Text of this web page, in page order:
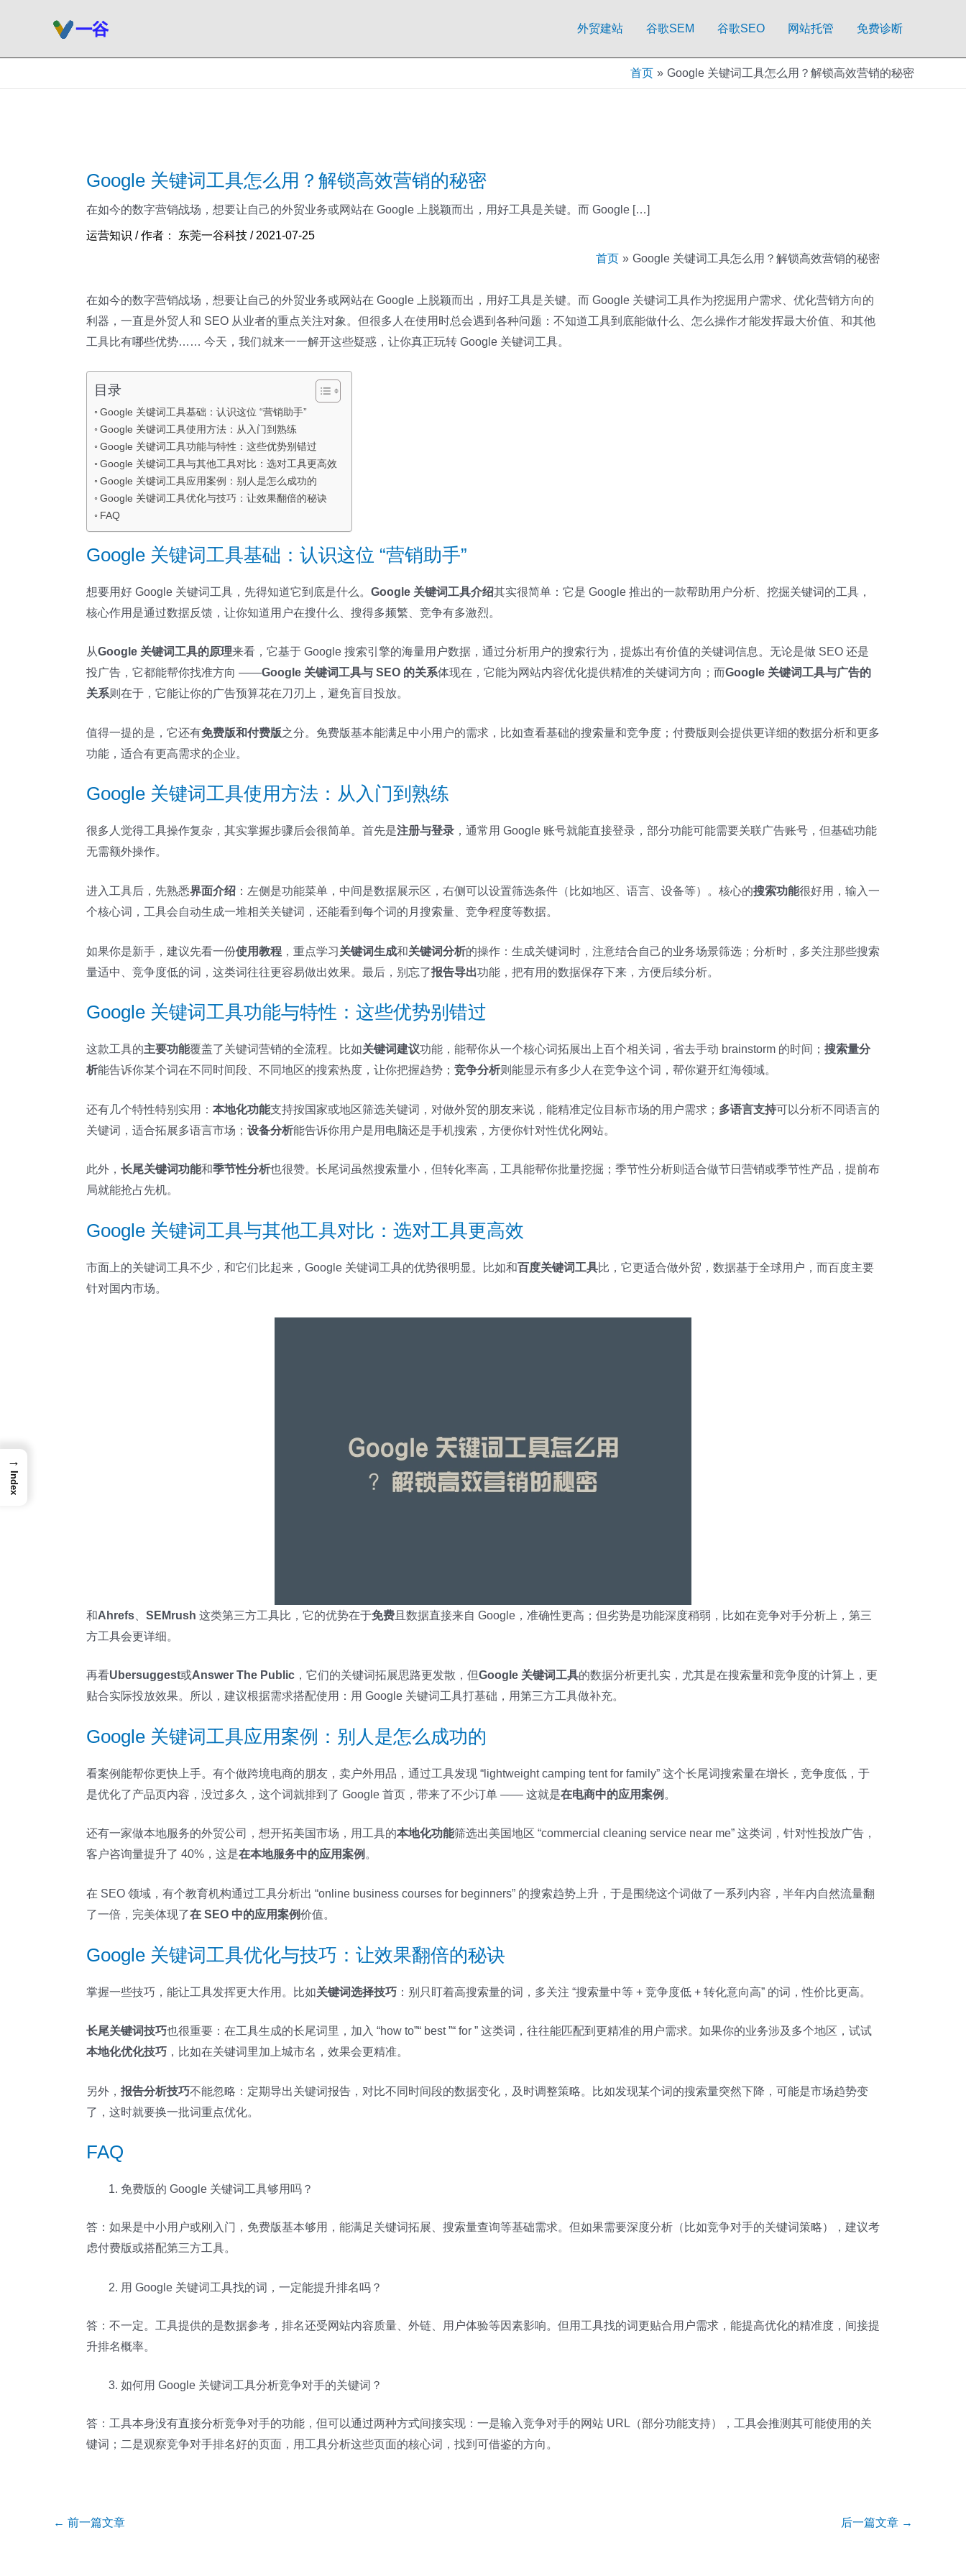
外贸建站 谷歌SEM 谷歌SEO 网站托管 免费诊断
首页 Google 关键词工具怎么用？解锁高效营销的秘密
Google 关键词工具怎么用？解锁高效营销的秘密
在如今的数字营销战场，想要让自己的外贸业务或网站在 Google 上脱颖而出，用好工具是关键。而 Google […]
运营知识 / 作者： 东莞一谷科技 / 2021-07-25
首页
Google 关键词工具怎么用？解锁高效营销的秘密
在如今的数字营销战场，想要让自己的外贸业务或网站在 Google 上脱颖而出，用好工具是关键。而 Google 关键词工具作为挖掘用户需求、优化营销方向的
利器，一直是外贸人和 SEO 从业者的重点关注对象。但很多人在使用时总会遇到各种问题：不知道工具到底能做什么、怎么操作才能发挥最大价值、和其他
工具比有哪些优势…… 今天，我们就来一一解开这些疑惑，让你真正玩转 Google 关键词工具。
目录
Google 关键词工具基础：认识这位 “营销助手”
Google 关键词工具使用方法：从入门到熟练
Google 关键词工具功能与特性：这些优势别错过
Google 关键词工具与其他工具对比：选对工具更高效
Google 关键词工具应用案例：别人是怎么成功的
Google 关键词工具优化与技巧：让效果翻倍的秘诀
FAQ
Google 关键词工具基础：认识这位 “营销助手”
想要用好 Google 关键词工具，先得知道它到底是什么。 Google 关键词工具介绍其实很简单：它是 Google 推出的一款帮助用户分析、挖掘关键词的工具，
核心作用是通过数据反馈，让你知道用户在搜什么、搜得多频繁、竞争有多激烈。
从Google 关键词工具的原理来看，它基于 Google 搜索引擎的海量用户数据，通过分析用户的搜索行为，提炼出有价值的关键词信息。无论是做 SEO 还是
投广告，它都能帮你找准方向 ——Google 关键词工具与 SEO 的关系体现在，它能为网站内容优化提供精准的关键词方向；而Google 关键词工具与广告的
关系则在于，它能让你的广告预算花在刀刃上，避免盲目投放。
值得一提的是，它还有免费版和付费版之分。免费版基本能满足中小用户的需求，比如查看基础的搜索量和竞争度；付费版则会提供更详细的数据分析和更多
功能，适合有更高需求的企业。
Google 关键词工具使用方法：从入门到熟练
很多人觉得工具操作复杂，其实掌握步骤后会很简单。首先是注册与登录 ，通常用 Google 账号就能直接登录，部分功能可能需要关联广告账号，但基础功能
无需额外操作。
进入工具后，先熟悉界面介绍 ：左侧是功能菜单，中间是数据展示区，右侧可以设置筛选条件（比如地区、语言、设备等）。核心的搜索功能很好用，输入一
个核心词，工具会自动生成一堆相关关键词，还能看到每个词的月搜索量、竞争程度等数据。
如果你是新手，建议先看一份使用教程 ，重点学习关键词生成和关键词分析的操作：生成关键词时，注意结合自己的业务场景筛选；分析时，多关注那些搜索
量适中、竞争度低的词，这类词往往更容易做出效果。最后，别忘了报告导出功能，把有用的数据保存下来，方便后续分析。
Google 关键词工具功能与特性：这些优势别错过
这款工具的主要功能覆盖了关键词营销的全流程。比如关键词建议功能，能帮你从一个核心词拓展出上百个相关词，省去手动 brainstorm 的时间； 搜索量分
析能告诉你某个词在不同时间段、不同地区的搜索热度，让你把握趋势； 竞争分析则能显示有多少人在竞争这个词，帮你避开红海领域。
还有几个特性特别实用： 本地化功能支持按国家或地区筛选关键词，对做外贸的朋友来说，能精准定位目标市场的用户需求； 多语言支持可以分析不同语言的
关键词，适合拓展多语言市场； 设备分析能告诉你用户是用电脑还是手机搜索，方便你针对性优化网站。
此外， 长尾关键词功能和季节性分析也很赞。长尾词虽然搜索量小，但转化率高，工具能帮你批量挖掘；季节性分析则适合做节日营销或季节性产品，提前布
局就能抢占先机。
Google 关键词工具与其他工具对比：选对工具更高效
市面上的关键词工具不少，和它们比起来，Google 关键词工具的优势很明显。比如和百度关键词工具比，它更适合做外贸，数据基于全球用户，而百度主要
针对国内市场。
和Ahrefs SEMrush 这类第三方工具比，它的优势在于免费 且数据直接来自 Google，准确性更高；但劣势是功能深度稍弱，比如在竞争对手分析上，第三
方工具会更详细。
再看Ubersuggest或Answer The Public ，它们的关键词拓展思路更发散，但Google 关键词工具的数据分析更扎实，尤其是在搜索量和竞争度的计算上，更
贴合实际投放效果。所以，建议根据需求搭配使用：用 Google 关键词工具打基础，用第三方工具做补充。
Google 关键词工具应用案例：别人是怎么成功的
看案例能帮你更快上手。有个做跨境电商的朋友，卖户外用品，通过工具发现 “lightweight camping tent for family” 这个长尾词搜索量在增长，竞争度低，于
是优化了产品页内容，没过多久，这个词就排到了 Google 首页，带来了不少订单 —— 这就是在电商中的应用案例 。
还有一家做本地服务的外贸公司，想开拓美国市场，用工具的本地化功能筛选出美国地区 “commercial cleaning service near me” 这类词，针对性投放广告，
客户咨询量提升了 40%，这是在本地服务中的应用案例 。
在 SEO 领域，有个教育机构通过工具分析出 “online business courses for beginners” 的搜索趋势上升，于是围绕这个词做了一系列内容，半年内自然流量翻
了一倍，完美体现了在 SEO 中的应用案例价值。
Google 关键词工具优化与技巧：让效果翻倍的秘诀
掌握一些技巧，能让工具发挥更大作用。比如关键词选择技巧 ：别只盯着高搜索量的词，多关注 “搜索量中等 + 竞争度低 + 转化意向高” 的词，性价比更高。
长尾关键词技巧也很重要：在工具生成的长尾词里，加入 “how to”“ best ”“ for ” 这类词，往往能匹配到更精准的用户需求。如果你的业务涉及多个地区，试试
本地化优化技巧 ，比如在关键词里加上城市名，效果会更精准。
另外， 报告分析技巧不能忽略：定期导出关键词报告，对比不同时间段的数据变化，及时调整策略。比如发现某个词的搜索量突然下降，可能是市场趋势变
了，这时就要换一批词重点优化。
FAQ
免费版的 Google 关键词工具够用吗？
答：如果是中小用户或刚入门，免费版基本够用，能满足关键词拓展、搜索量查询等基础需求。但如果需要深度分析（比如竞争对手的关键词策略），建议考
虑付费版或搭配第三方工具。
用 Google 关键词工具找的词，一定能提升排名吗？
答：不一定。工具提供的是数据参考，排名还受网站内容质量、外链、用户体验等因素影响。但用工具找的词更贴合用户需求，能提高优化的精准度，间接提
升排名概率。
如何用 Google 关键词工具分析竞争对手的关键词？
答：工具本身没有直接分析竞争对手的功能，但可以通过两种方式间接实现：一是输入竞争对手的网站 URL（部分功能支持），工具会推测其可能使用的关
键词；二是观察竞争对手排名好的页面，用工具分析这些页面的核心词，找到可借鉴的方向。
Post
← 前一篇文章 后一篇文章 →
→
Index